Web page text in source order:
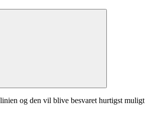
og den vil blive besvaret hurtigst muligt